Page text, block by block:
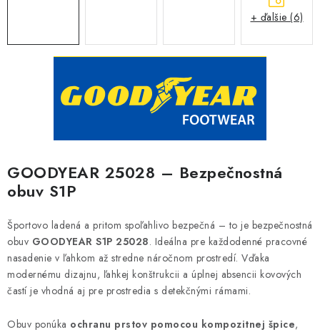
INFORMÁCIE PRE ZÁKAZNÍKOV
Napíšte nám
GOODYEAR 25028 – Bezpečnostná
obuv S1P
Športovo ladená a pritom spoľahlivo bezpečná – to je bezpečnostná
obuv GOODYEAR S1P 25028. Ideálna pre každodenné pracovné
nasadenie v ľahkom až stredne náročnom prostredí. Vďaka
modernému dizajnu, ľahkej konštrukcii a úplnej absencii kovových
častí je vhodná aj pre prostredia s detekčnými rámami.
Obuv ponúka ochranu prstov pomocou kompozitnej špice,
+ ďalšie (6)